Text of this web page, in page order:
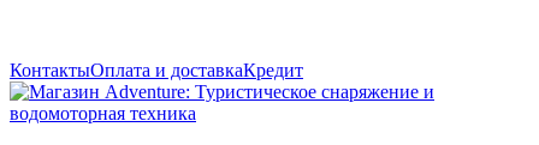
КонтактыОплата и доставкаКредит